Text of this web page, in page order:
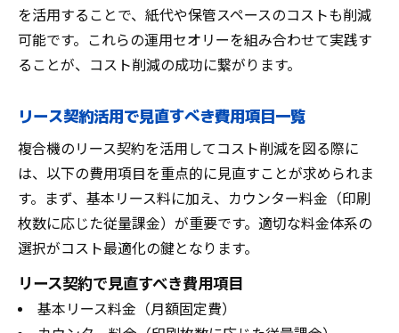
を活用することで、紙代や保管スペースのコストも削減
可能です。これらの運用セオリーを組み合わせて実践す
ることが、コスト削減の成功に繋がります。
リース契約活用で見直すべき費用項目一覧
複合機のリース契約を活用してコスト削減を図る際に
は、以下の費用項目を重点的に見直すことが求められま
す。まず、基本リース料に加え、カウンター料金（印刷
枚数に応じた従量課金）が重要です。適切な料金体系の
選択がコスト最適化の鍵となります。
リース契約で見直すべき費用項目
基本リース料金（月額固定費）